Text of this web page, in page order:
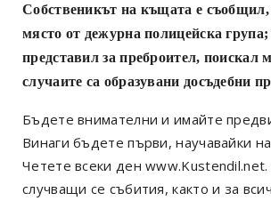
Собственикът на къщата е съобщил,
място от дежурна полицейска
представил за преброител,
случаите са образувани досъдебни
Бъдете внимателни и имайте
Винаги бъдете първи, научавайки
Четете всеки ден
случващи се събития, както и за